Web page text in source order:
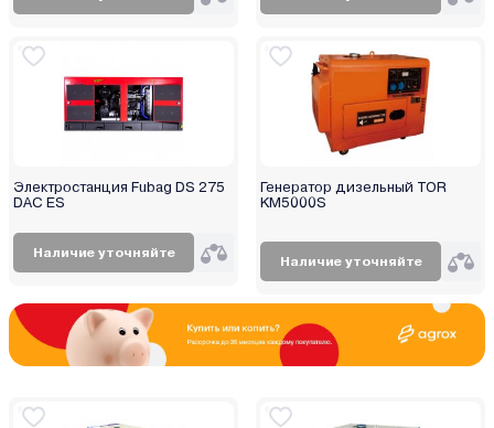
Электростанция Fubag DS 275
DAC ES
Наличие уточняйте
Генератор дизельный TOR
KM5000S
Наличие уточняйте